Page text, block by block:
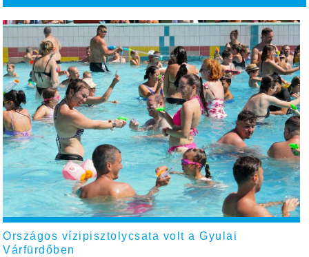
Országos vízipisztolycsata volt a Gyulai
Várfürdőben